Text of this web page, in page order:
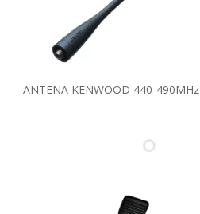
ANTENA KENWOOD 440-490MHz